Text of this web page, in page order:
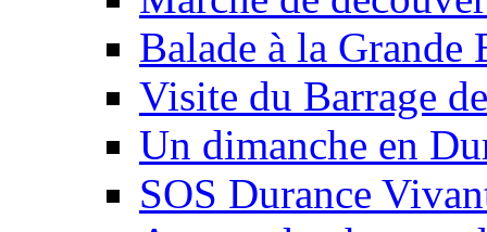
Balade à la Grande
Visite du Barrage
Un dimanche en
SOS Durance